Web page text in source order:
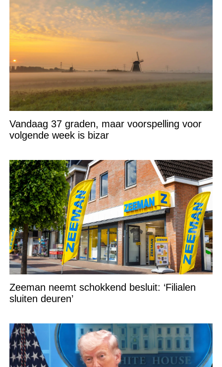
Vandaag 37 graden, maar voorspelling voor
volgende week is bizar
Zeeman neemt schokkend besluit: ‘Filialen
sluiten deuren’